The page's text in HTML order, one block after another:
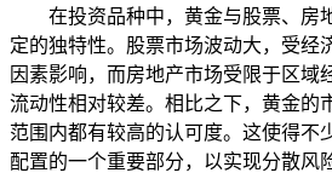
在投资品种中，黄金与股票、房
定的独特性。股票市场波动大，受经
因素影响，而房地产市场受限于区域
流动性相对较差。相比之下，黄金的
范围内都有较高的认可度。这使得不
配置的一个重要部分，以实现分散风